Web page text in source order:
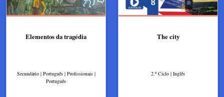
Elementos da tragédia
Secundário | Português | Profissionais |
Português
The city
2.º Ciclo | Inglês